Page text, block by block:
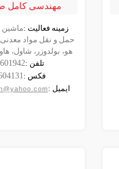
مهندسی کامل
زمینه فعالیت :ماشین
حمل و نقل مواد معدنی
هو، بولدوزر، شاول،
تلفن :
فکس :
ایمیل :